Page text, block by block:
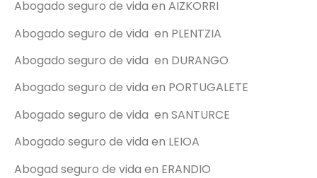
Abogado seguro de vida en AIZKORRI
Abogado seguro de vida en PLENTZIA
Abogado seguro de vida en DURANGO
Abogado seguro de vida en PORTUGALETE
Abogado seguro de vida en SANTURCE
Abogado seguro de vida en LEIOA
Abogad seguro de vida en ERANDIO